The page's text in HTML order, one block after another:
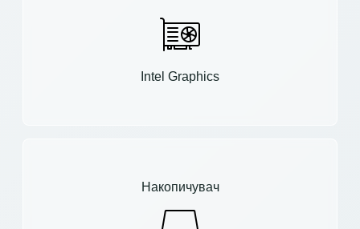
Intel Graphics
Накопичувач